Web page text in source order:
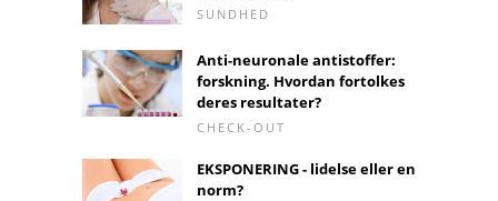
SUNDHED
Anti-neuronale antistoffer:
forskning. Hvordan fortolkes
deres resultater?
CHECK-OUT
EKSPONERING - lidelse eller en
norm?